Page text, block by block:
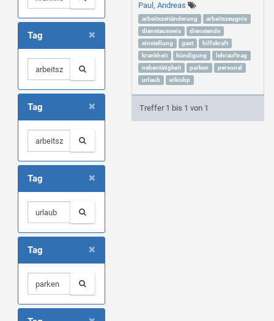
×
Tag
×
Tag
×
Tag
×
Tag
Paul, Andreas
arbeitszeitänderung
arbeitszeugnis
dienstausweis
dienstende
einstellung
gast
hilfskraft
krankheit
kündigung
lehrauftrag
nebentätigkeit
parken
personal
urlaub
wikisbp
Treffer 1 bis 1 von 1